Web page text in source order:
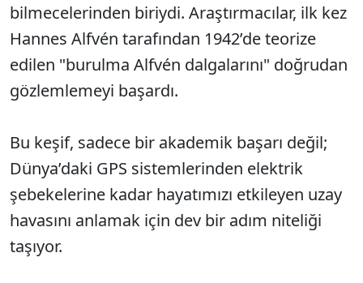
bilmecelerinden biriydi. Araştırmacılar, ilk kez
Hannes Alfvén tarafından 1942’de teorize
edilen "burulma Alfvén dalgalarını" doğrudan
gözlemlemeyi başardı.
Bu keşif, sadece bir akademik başarı değil;
Dünya’daki GPS sistemlerinden elektrik
şebekelerine kadar hayatımızı etkileyen uzay
havasını anlamak için dev bir adım niteliği
taşıyor.